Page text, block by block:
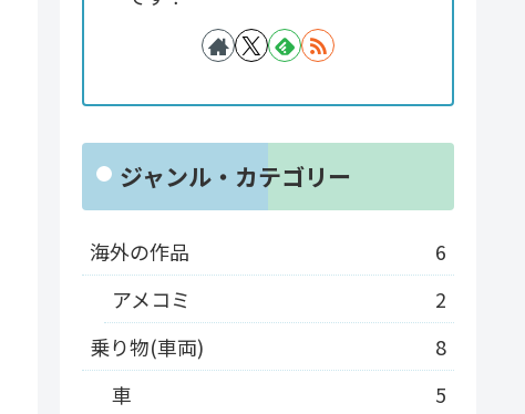
ジャンル・カテゴリー
海外の作品
6
アメコミ
2
乗り物(車両)
8
車
5